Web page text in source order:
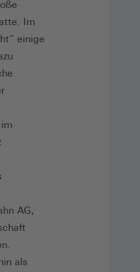
Im
einige
AG,
als